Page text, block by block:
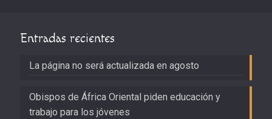
Entradas recientes
La página no será actualizada en agosto
Obispos de África Oriental piden educación y
trabajo para los jóvenes